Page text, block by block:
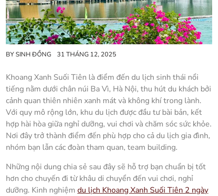
BYSINH ĐỒNG 31 THÁNG 12, 2025
Khoang Xanh Suối Tiên là điểm đến du lịch sinh thái nổi
tiếng nằm dưới chân núi Ba Vì, Hà Nội, thu hút du khách bởi
cảnh quan thiên nhiên xanh mát và không khí trong lành.
Với quy mô rộng lớn, khu du lịch được đầu tư bài bản, kết
hợp hài hòa giữa nghỉ dưỡng, vui chơi và chăm sóc sức khỏe.
Nơi đây trở thành điểm đến phù hợp cho cả du lịch gia đình,
nhóm bạn lẫn các đoàn tham quan, team building.
Những nội dung chia sẻ sau đây sẽ hỗ trợ bạn chuẩn bị tốt
hơn cho chuyến đi từ khâu di chuyển đến vui chơi, nghỉ
dưỡng. Kinh nghiệm du lịch Khoang Xanh Suối Tiên 2 ngày